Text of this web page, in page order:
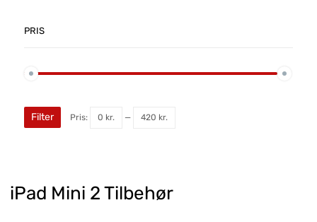
iPad Mini 2 Tilbehør
PRIS
Filter Pris: 0 kr. — 420 kr.